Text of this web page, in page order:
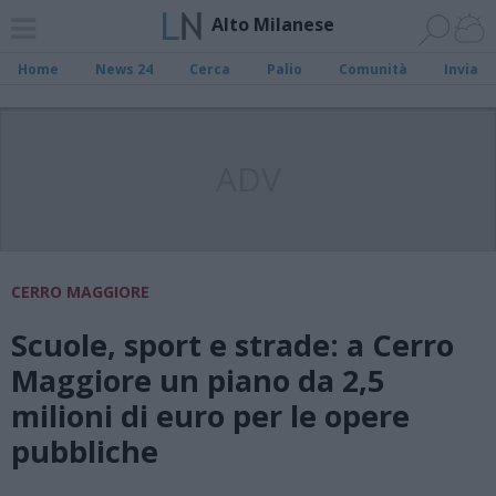
Alto Milanese
Home News 24 Cerca Palio Comunità Invia
CERRO MAGGIORE
Scuole, sport e strade: a Cerro
Maggiore un piano da 2,5
milioni di euro per le opere
pubbliche